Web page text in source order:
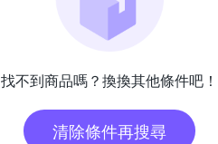
找不到商品嗎？換換其他條件吧！
清除條件再搜尋